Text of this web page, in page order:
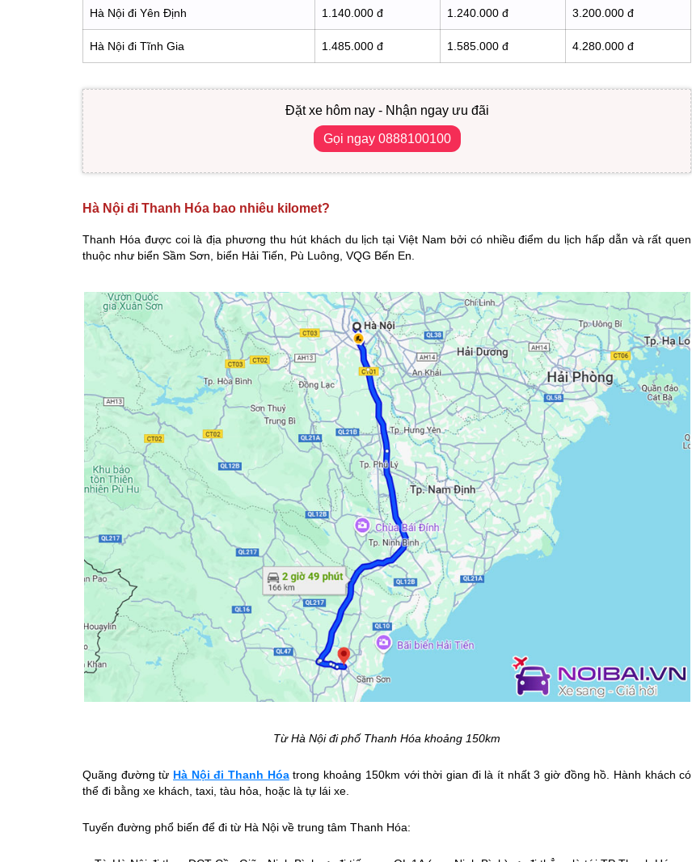
Hà Nội đi Yên Định 1.140.000 đ 1.240.000 đ 3.200.000 đ
Hà Nội đi Tĩnh Gia 1.485.000 đ 1.585.000 đ 4.280.000 đ
Đặt xe hôm nay - Nhận ngay ưu đãi
Gọi ngay 0888100100
Hà Nội đi Thanh Hóa bao nhiêu kilomet?
Thanh Hóa được coi là địa phương thu hút khách du lịch tại Việt Nam bởi có nhiều điểm du lịch hấp dẫn và rất quen
thuộc như biển Sầm Sơn, biển Hải Tiến, Pù Luông, VQG Bến En.
Từ Hà Nội đi phố Thanh Hóa khoảng 150km
Quãng đường từ Hà Nội đi Thanh Hóatrong khoảng 150km với thời gian đi là ít nhất 3 giờ đồng hồ. Hành khách có
thể đi bằng xe khách, taxi, tàu hỏa, hoặc là tự lái xe.
Tuyến đường phổ biến để đi từ Hà Nội về trung tâm Thanh Hóa: